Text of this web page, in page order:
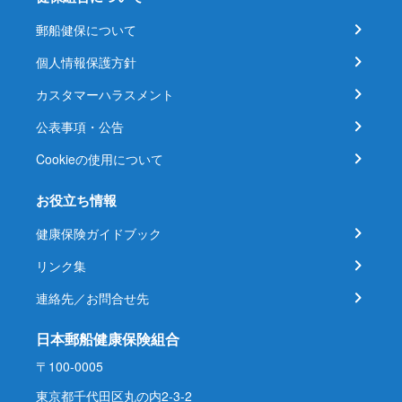
郵船健保について
個人情報保護方針
カスタマーハラスメント
公表事項・公告
Cookieの使用について
お役立ち情報
健康保険ガイドブック
リンク集
連絡先／お問合せ先
日本郵船健康保険組合
〒100-0005
東京都千代田区丸の内2-3-2